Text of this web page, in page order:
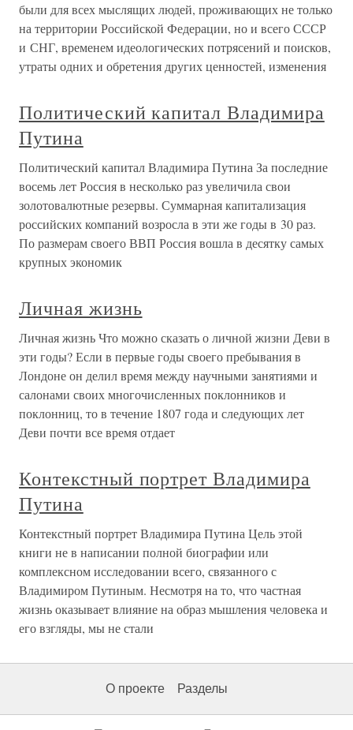
были для всех мыслящих людей, проживающих не только
на территории Российской Федерации, но и всего СССР
и СНГ, временем идеологических потрясений и поисков,
утраты одних и обретения других ценностей, изменения
Политический капитал Владимира
Путина
Политический капитал Владимира Путина За последние
восемь лет Россия в несколько раз увеличила свои
золотовалютные резервы. Суммарная капитализация
российских компаний возросла в эти же годы в 30 раз.
По размерам своего ВВП Россия вошла в десятку самых
крупных экономик
Личная жизнь
Личная жизнь Что можно сказать о личной жизни Деви в
эти годы? Если в первые годы своего пребывания в
Лондоне он делил время между научными занятиями и
салонами своих многочисленных поклонников и
поклонниц, то в течение 1807 года и следующих лет
Деви почти все время отдает
Контекстный портрет Владимира
Путина
Контекстный портрет Владимира Путина Цель этой
книги не в написании полной биографии или
комплексном исследовании всего, связанного с
Владимиром Путиным. Несмотря на то, что частная
жизнь оказывает влияние на образ мышления человека и
его взгляды, мы не стали
О проекте Разделы